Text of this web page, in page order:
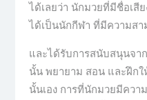
ได้เลยว่า นักมวยที่มีชื่อเสี
ได้เป็นนักกีฬา ที่มีความสา
และได้รับการสนับสนุนจา
นั้น พยายาม สอน และฝึกใ
นั้นเอง การที่นักมวยมีควา